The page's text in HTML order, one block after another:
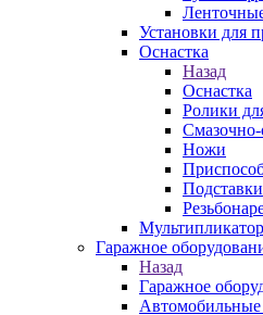
Установки для
Оснастка
Назад
Оснастка
Ролики
Ножи
Подставки
Гаражное
Назад
Гаражное